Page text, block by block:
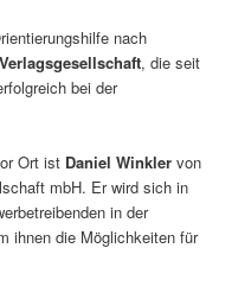
nach
, die seit
bei der
Ort ist Daniel Winkler von
mbH. Er wird sich in
in der
ihnen die Möglichkeiten für